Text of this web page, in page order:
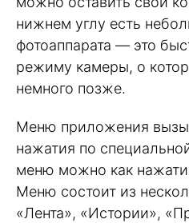
нижнем углу есть
фотоаппарата — это
режиму камеры, о
немного позже.
Меню приложения
нажатия по
меню можно как
Меню состоит из
«Лента», «Истории»,